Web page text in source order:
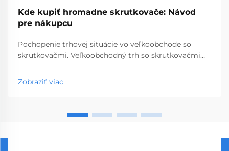
Kde kupiť hromadne skrutkovače: Návod
pre nákupcu
Pochopenie trhovej situácie vo veľkoobchode so
skrutkovačmi. Veľkoobchodný trh so skrutkovačmi
nástrojov, ktorý obsluhuje podniky od obchodov so
stavebninami až po stavebné spoločnosti. S
Zobraziť viac